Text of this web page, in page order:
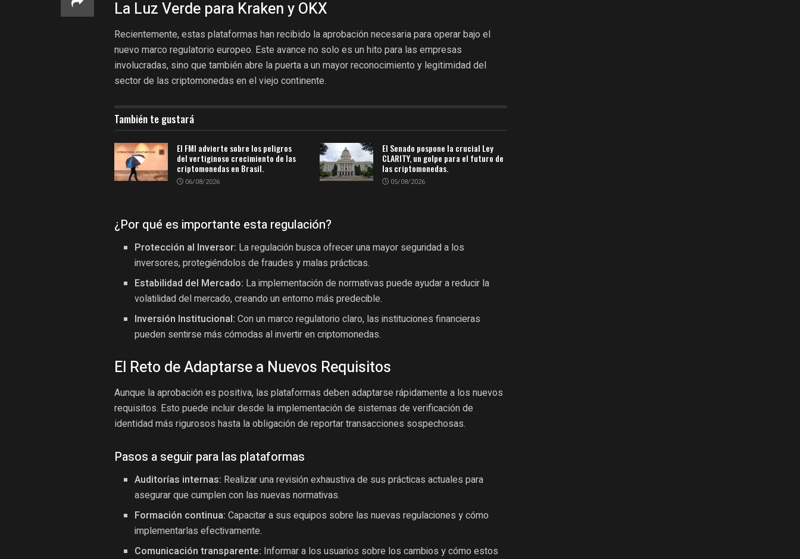
La Luz Verde para Kraken y OKX
Recientemente, estas plataformas han recibido la aprobación necesaria para operar bajo el
nuevo marco regulatorio europeo. Este avance no solo es un hito para las empresas
involucradas, sino que también abre la puerta a un mayor reconocimiento y legitimidad del
sector de las criptomonedas en el viejo continente.
También te gustará
El FMI advierte sobre los peligros
del vertiginoso crecimiento de las
criptomonedas en Brasil.
06/08/2026
El Senado pospone la crucial Ley
CLARITY, un golpe para el futuro de
las criptomonedas.
05/08/2026
¿Por qué es importante esta regulación?
Protección al Inversor: La regulación busca ofrecer una mayor seguridad a los
inversores, protegiéndolos de fraudes y malas prácticas.
Estabilidad del Mercado: La implementación de normativas puede ayudar a reducir la
volatilidad del mercado, creando un entorno más predecible.
Inversión Institucional: Con un marco regulatorio claro, las instituciones financieras
pueden sentirse más cómodas al invertir en criptomonedas.
El Reto de Adaptarse a Nuevos Requisitos
Aunque la aprobación es positiva, las plataformas deben adaptarse rápidamente a los nuevos
requisitos. Esto puede incluir desde la implementación de sistemas de verificación de
identidad más rigurosos hasta la obligación de reportar transacciones sospechosas.
Pasos a seguir para las plataformas
Auditorías internas: Realizar una revisión exhaustiva de sus prácticas actuales para
asegurar que cumplen con las nuevas normativas.
Formación continua: Capacitar a sus equipos sobre las nuevas regulaciones y cómo
implementarlas efectivamente.
Comunicación transparente: Informar a los usuarios sobre los cambios y cómo estos